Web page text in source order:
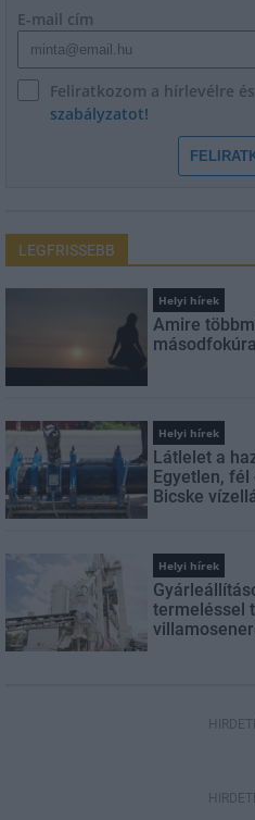
E-mail cím
Feliratkozom a hírlevélre
szabályzatot!
LEGFRISSEBB
Helyi hírek
Amire
Helyi hírek
Látlelet a
Egyetlen,
Bicske
Helyi hírek
termeléssel